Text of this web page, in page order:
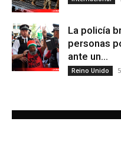
La policía
personas
ante un...
Reino Unido